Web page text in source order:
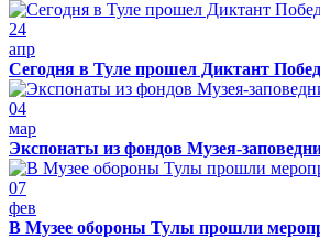
24
апр
Сегодня в Туле прошел Диктант
04
мар
Экспонаты из фондов Музея-
07
фев
В Музее обороны Тулы прошли